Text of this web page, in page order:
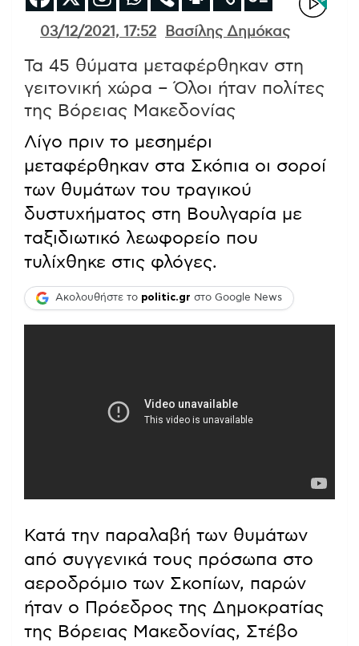
03/12/2021, 17:52 Βασίλης Δημόκας
Τα 45 θύματα μεταφέρθηκαν στη
γειτονική χώρα – Όλοι ήταν πολίτες
της Βόρειας Μακεδονίας
Λίγο πριν το μεσημέρι
μεταφέρθηκαν στα Σκόπια οι σοροί
των θυμάτων του τραγικού
δυστυχήματος στη Βουλγαρία με
ταξιδιωτικό λεωφορείο που
τυλίχθηκε στις φλόγες.
Ακολουθήστε το politic.gr στο Google News
Κατά την παραλαβή των θυμάτων
από συγγενικά τους πρόσωπα στο
αεροδρόμιο των Σκοπίων, παρών
ήταν ο Πρόεδρος της Δημοκρατίας
της Βόρειας Μακεδονίας, Στέβο